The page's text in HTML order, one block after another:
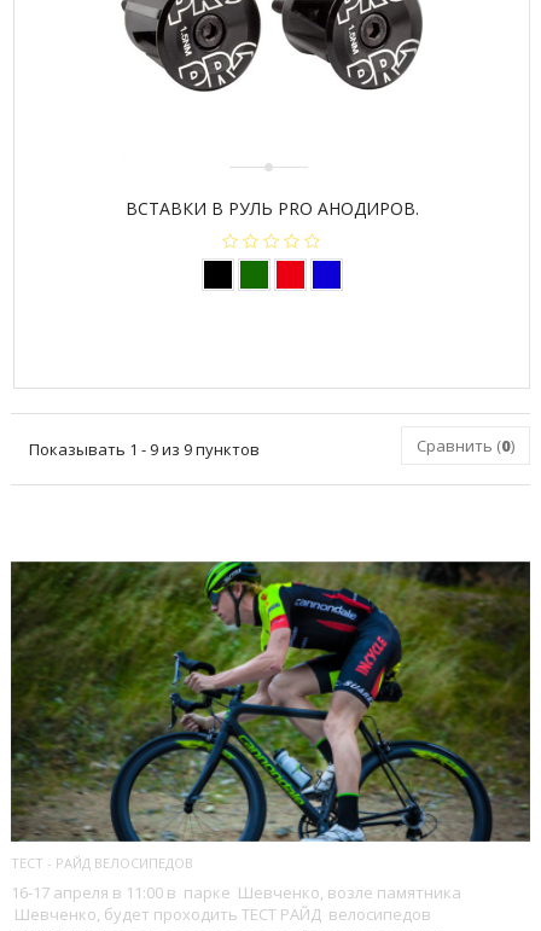
ВСТАВКИ В РУЛЬ PRO АНОДИРОВ.
Показывать 1 - 9 из 9 пунктов Сравнить (0)
ТЕСТ - РАЙД ВЕЛОСИПЕДОВ
16-17 апреля в 11:00 в парке Шевченко, возле памятника
Шевченко, будет проходить ТЕСТ РАЙД велосипедов